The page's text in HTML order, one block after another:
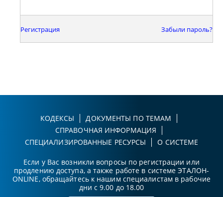
Регистрация Забыли пароль?
КОДЕКСЫ
ДОКУМЕНТЫ ПО ТЕМАМ
СПРАВОЧНАЯ ИНФОРМАЦИЯ
СПЕЦИАЛИЗИРОВАННЫЕ РЕСУРСЫ
О СИСТЕМЕ
Если у Вас возникли вопросы по регистрации или
продлению доступа, а также работе в системе ЭТАЛОН-
ONLINE, обращайтесь к нашим специалистам в рабочие
дни с 9.00 до 18.00